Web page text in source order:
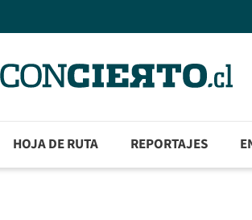
HOJA DE RUTA REPORTAJES